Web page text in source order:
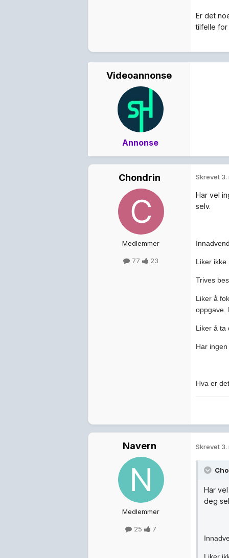
Er det
tilfelle for
Videoannonse
Annonse
Chondrin
Medlemmer
77 23
Skrevet 3.
Har vel
selv.
Liker
Trives
Liker å
oppgave.
Liker å ta
Har
Hva er
Navern
Medlemmer
25 7
Skrevet 3.
Har
deg